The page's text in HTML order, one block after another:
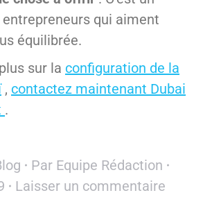
qui aiment
équilibrée.
sur la configuration de la
, contactez maintenant Dubai
.
Par Equipe Rédaction
Laisser un commentaire